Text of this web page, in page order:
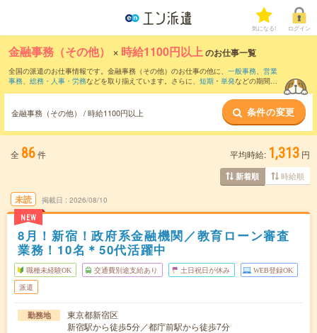
気になる! ログイン
金融事務（その他） × 時給1100円以上のお仕事一覧
全国の派遣のお仕事情報です。金融事務（その他）のお仕事の他に、 一般事務、 営業
事務、 総務・人事・労務などを取り揃えています。さらに、 短期 ・ 単発などの期間
金融事務（その他） / 時給1100円以上 条件の変更
全 86件 平均時給: 1,313 円
新着順 時給順
未読
NEW
掲載日 2026/08/10
8月！新宿！政府系金融機関／教育ローン審査
業務！10名＊50代活躍中
職種未経験OK 交通費別途支給あり 土日祝日が休み WEB登録OK
派遣
勤務地
東京都新宿区
新宿駅から徒歩5分／都庁前駅から徒歩7分